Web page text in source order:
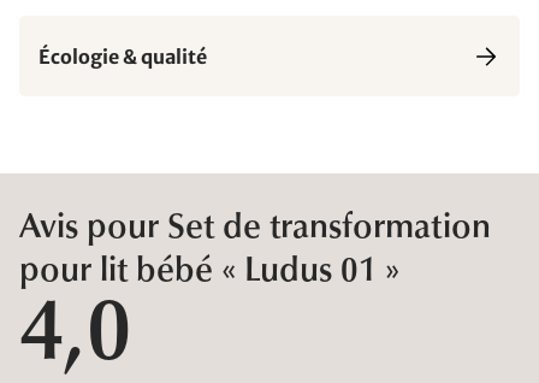
Écologie & qualité
Avis pour Set de transformation
pour lit bébé « Ludus 01 »
4,0